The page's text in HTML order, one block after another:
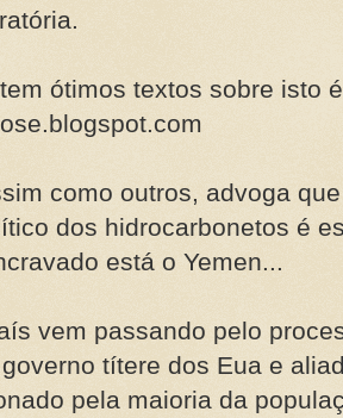
ótimos textos sobre isto
como outros, advoga
dos hidrocarbonetos é
está o Yemen...
vem passando pelo
títere dos Eua e
pela maioria da